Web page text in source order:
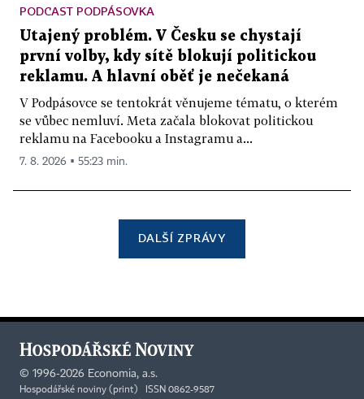
PODCAST PODPÁSOVKA
Utajený problém. V Česku se chystají
první volby, kdy sítě blokují politickou
reklamu. A hlavní oběť je nečekaná
V Podpásovce se tentokrát věnujeme tématu, o kterém
se vůbec nemluví. Meta začala blokovat politickou
reklamu na Facebooku a Instagramu a...
7. 8. 2026 ▪ 55:23 min.
DALŠÍ ZPRÁVY
© 1996-2026 Economia, a.s.
Hospodářské noviny (print) ISSN 0862-9587